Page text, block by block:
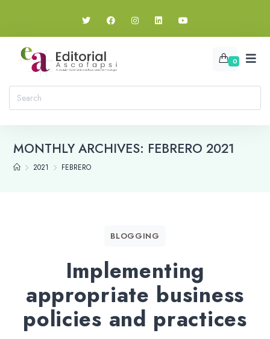
0
MONTHLY ARCHIVES: FEBRERO 2021
2021 FEBRERO
BLOGGING
Implementing
appropriate business
policies and practices